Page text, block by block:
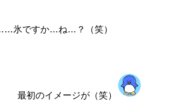
氷ですか…ね…？（笑）
最初のイメージが（笑）